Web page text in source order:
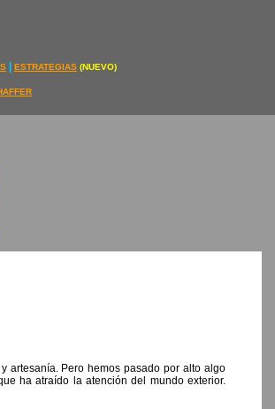
artesanía. Pero hemos pasado por alto algo
ha atraído la atención del mundo exterior.
ESTRATEGIAS (NUEVO)